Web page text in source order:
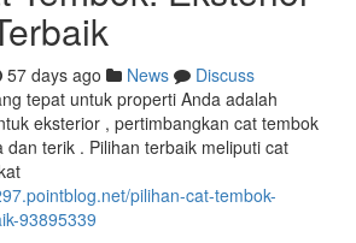
57 days ago News
Discuss
tepat untuk properti Anda adalah
eksterior , pertimbangkan cat tembok
dan terik . Pilihan terbaik meliputi cat
pilihan-cat-tembok-
93895339